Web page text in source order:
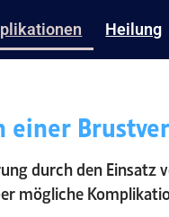
Heilung
einer
durch den
mögliche